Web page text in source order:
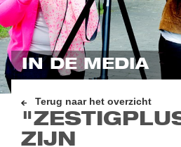
IN DE MEDIA
Terug naar het overzicht
ZIJN